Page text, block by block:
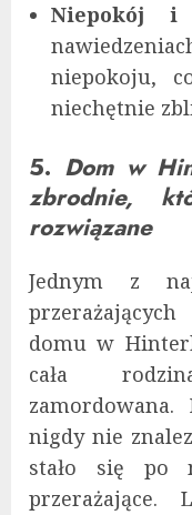
Niepokój i
niepokoju,
niechętnie
5. Dom w
zbrodnie,
rozwiązane
Jednym z
domu w
cała
nigdy nie
stało się po
przerażające.